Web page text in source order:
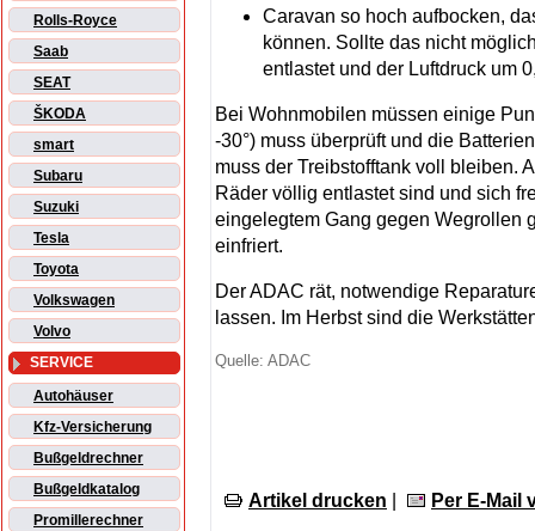
Rolls-Royce
Saab
SEAT
ŠKODA
smart
Subaru
Suzuki
Tesla
Toyota
Volkswagen
Volvo
SERVICE
Autohäuser
Kfz-Versicherung
Bußgeldrechner
Bußgeldkatalog
Promillerechner
Caravan so hoch aufbocken,
können. Sollte das nicht
entlastet und der Luftdruck um
Bei Wohnmobilen müssen einige
-30°) muss überprüft und die
muss der Treibstofftank voll bleiben.
Räder völlig entlastet sind und sich
eingelegtem Gang gegen Wegrollen
einfriert.
Der ADAC rät, notwendige
lassen. Im Herbst sind die
Quelle: ADAC
Artikel drucken Per E-Mail